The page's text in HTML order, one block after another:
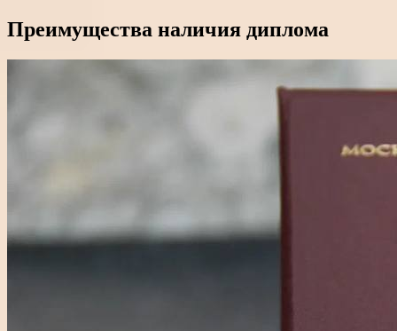
Преимущества наличия диплома